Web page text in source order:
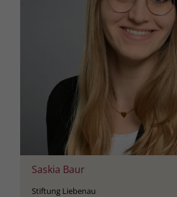
Saskia Baur
Stiftung Liebenau